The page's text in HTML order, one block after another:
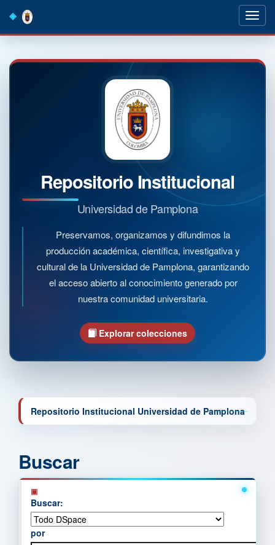
navigation
Repositorio Institucional
Universidad de Pamplona
Preservamos, organizamos y difundimos la
producción académica, científica, investigativa y
cultural de la Universidad de Pamplona, garantizando
el acceso abierto al conocimiento generado por
nuestra comunidad universitaria.
Explorar colecciones
Repositorio Institucional Universidad de Pamplona
Buscar
Buscar:
por